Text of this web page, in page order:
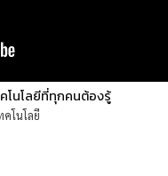
โนโลยีที่ทุกคนต้องรู้
โนโลยี